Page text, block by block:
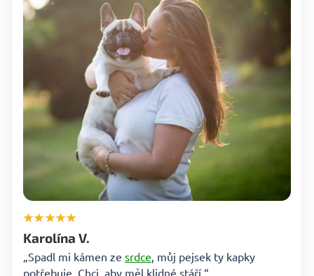
★★★★★
Karolína V.
„Spadl mi kámen ze srdce, můj pejsek ty kapky
potřebuje. Chci, aby měl klidné stáří.“